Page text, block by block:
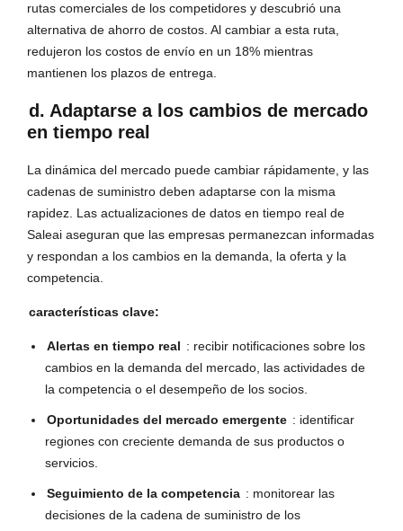
rutas comerciales de los competidores y descubrió una
alternativa de ahorro de costos. Al cambiar a esta ruta,
redujeron los costos de envío en un 18% mientras
mantienen los plazos de entrega.
d. Adaptarse a los cambios de mercado
en tiempo real
La dinámica del mercado puede cambiar rápidamente, y las
cadenas de suministro deben adaptarse con la misma
rapidez. Las actualizaciones de datos en tiempo real de
Saleai aseguran que las empresas permanezcan informadas
y respondan a los cambios en la demanda, la oferta y la
competencia.
características clave:
Alertas en tiempo real : recibir notificaciones sobre los
cambios en la demanda del mercado, las actividades de
la competencia o el desempeño de los socios.
Oportunidades del mercado emergente : identificar
regiones con creciente demanda de sus productos o
servicios.
Seguimiento de la competencia : monitorear las
decisiones de la cadena de suministro de los